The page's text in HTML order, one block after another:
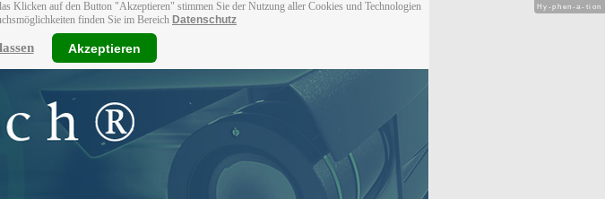
Klicken auf den Button "Akzeptieren" stimmen Sie der Nutzung aller Cookies und Technologien
finden Sie im Bereich Datenschutz
Akzeptieren
Hy-phen-a-tion